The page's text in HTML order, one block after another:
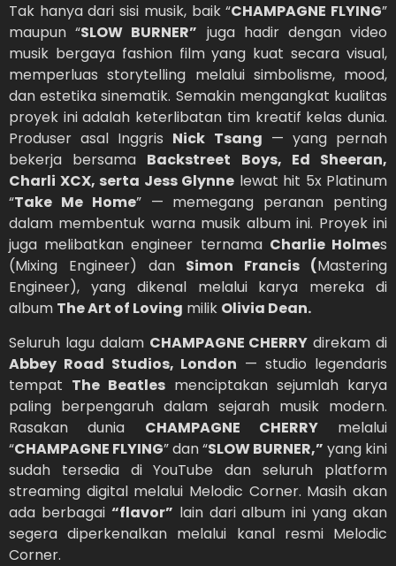
Tak hanya dari sisi musik, baik “CHAMPAGNE FLYING”
maupun “SLOW BURNER” juga hadir dengan video
musik bergaya fashion film yang kuat secara visual,
memperluas storytelling melalui simbolisme, mood,
dan estetika sinematik. Semakin mengangkat kualitas
proyek ini adalah keterlibatan tim kreatif kelas dunia.
Produser asal Inggris Nick Tsang — yang pernah
bekerja bersama Backstreet Boys, Ed Sheeran,
Charli XCX, serta Jess Glynne lewat hit 5x Platinum
“Take Me Home” — memegang peranan penting
dalam membentuk warna musik album ini. Proyek ini
juga melibatkan engineer ternama Charlie Holmes
(Mixing Engineer) dan Simon Francis (Mastering
Engineer), yang dikenal melalui karya mereka di
album The Art of Loving milik Olivia Dean.
Seluruh lagu dalam CHAMPAGNE CHERRY direkam di
Abbey Road Studios, London — studio legendaris
tempat The Beatles menciptakan sejumlah karya
paling berpengaruh dalam sejarah musik modern.
Rasakan dunia CHAMPAGNE CHERRYmelalui
“CHAMPAGNE FLYING” dan “SLOW BURNER,” yang kini
sudah tersedia di YouTube dan seluruh platform
streaming digital melalui Melodic Corner. Masih akan
ada berbagai “flavor” lain dari album ini yang akan
segera diperkenalkan melalui kanal resmi Melodic
Corner.